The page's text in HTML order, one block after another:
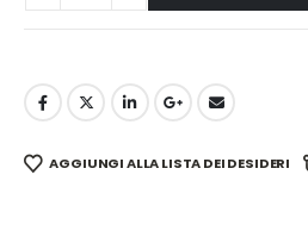
AGGIUNGI ALLA LISTA DEI DESIDERI